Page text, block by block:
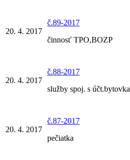
20. 4. 2017
č.89-2017
činnosť TPO,BOZP
20. 4. 2017
č.88-2017
služby spoj. s účt.bytovka
20. 4. 2017
č.87-2017
pečiatka